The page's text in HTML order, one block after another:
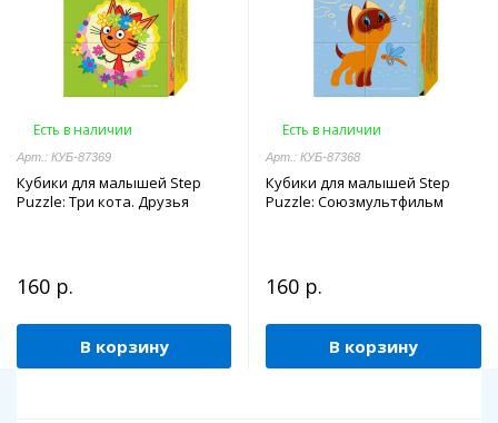
Есть в наличии
Арт.: КУБ-87369
Кубики для малышей Step
Puzzle: Три кота. Друзья
160 р.
В корзину
Есть в наличии
Арт.: КУБ-87368
Кубики для малышей Step
Puzzle: Союзмультфильм
160 р.
В корзину